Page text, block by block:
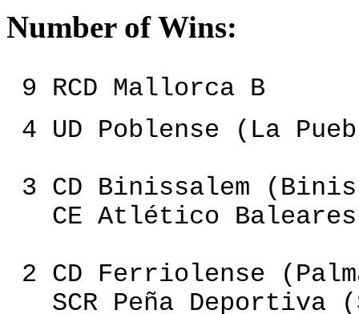
Number of Wins:
9 RCD Mallorca B
4 UD Poblense (La
3 CD Binissalem
CE Atlético Baleares
2 CD Ferriolense
SCR Peña Deportiva